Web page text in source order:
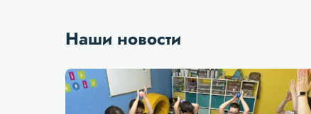
Наши новости